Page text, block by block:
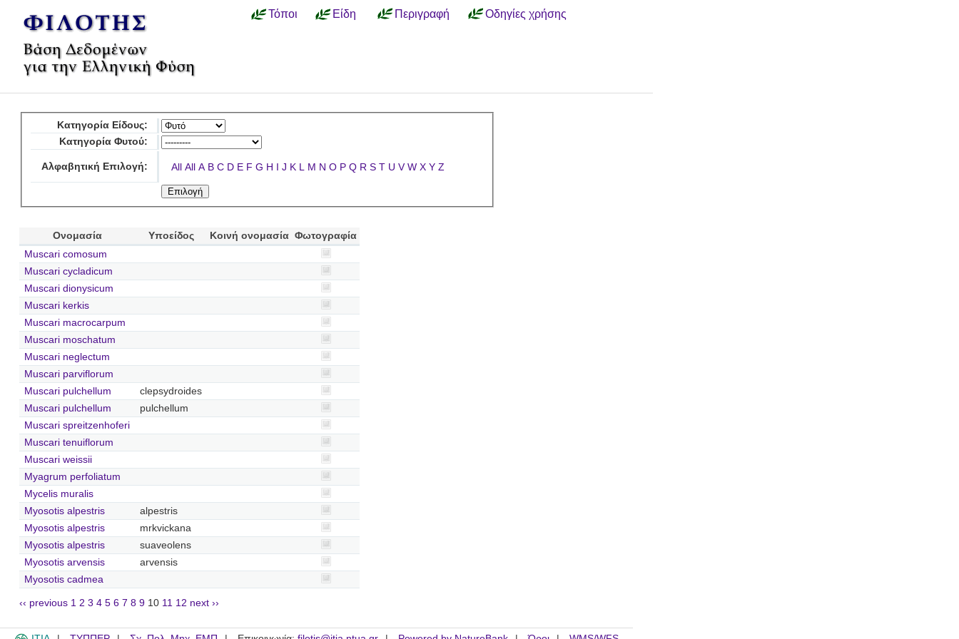
Τόποι Είδη Περιγραφή Οδηγίες χρήσης
Κατηγορία Είδους:
Κατηγορία Φυτού:
Αλφαβητική Επιλογή: All All A B C D E F G H I J K L M N O P Q R S T U V W X Y Z
Ονομασία Υποείδος Κοινή ονομασία Φωτογραφία
Muscari comosum
Muscari cycladicum
Muscari dionysicum
Muscari kerkis
Muscari macrocarpum
Muscari moschatum
Muscari neglectum
Muscari parviflorum
Muscari pulchellum
clepsydroides
Muscari pulchellum
pulchellum
Muscari spreitzenhoferi
Muscari tenuiflorum
Muscari weissii
Myagrum perfoliatum
Mycelis muralis
Myosotis alpestris
alpestris
Myosotis alpestris
mrkvickana
Myosotis alpestris
suaveolens
Myosotis arvensis
arvensis
Myosotis cadmea
‹‹ previous 1 2 3 4 5 6 7 8 9 10 11 12 next ››